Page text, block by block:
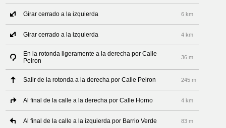
Girar cerrado a la izquierda 6 km
Girar cerrado a la izquierda 4 km
En la rotonda ligeramente a la derecha por Calle
Peiron
36 m
Salir de la rotonda a la derecha por Calle Peiron 245 m
Al final de la calle a la derecha por Calle Horno 4 km
Al final de la calle a la izquierda por Barrio Verde 83 m